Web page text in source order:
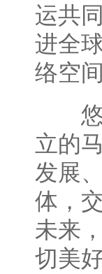
运共
进全
络空
悠
立的
发展
体，
未来
切美